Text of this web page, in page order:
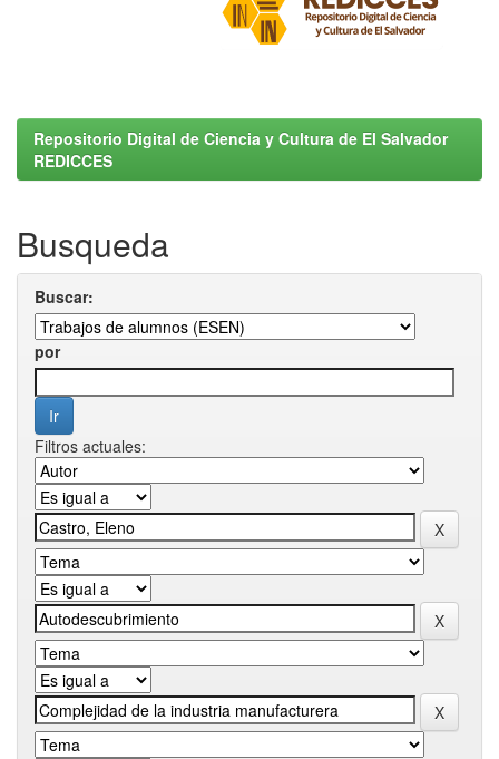
Repositorio Digital de Ciencia y Cultura de El Salvador
REDICCES
Busqueda
Buscar:
por
Filtros actuales: